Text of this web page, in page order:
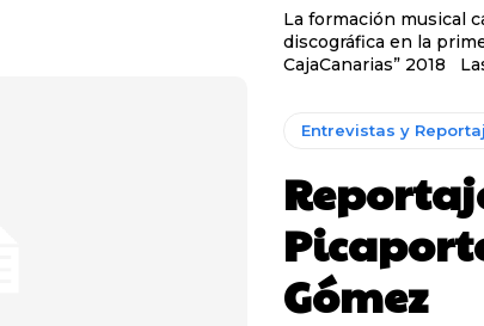
La formación musical
discográfica en la
Entrevistas y
Gómez